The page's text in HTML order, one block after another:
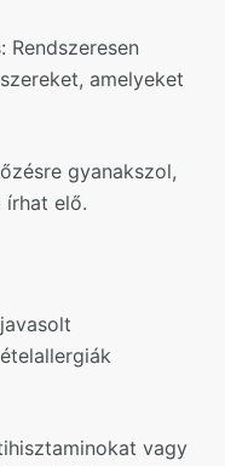
Rendszeresen
amelyeket
gyanakszol,
írhat elő.
vagy